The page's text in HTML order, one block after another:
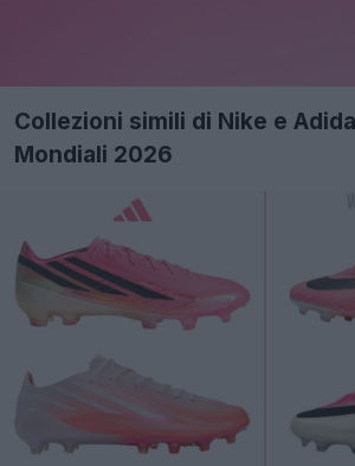
Collezioni simili di Nike e
Mondiali 2026